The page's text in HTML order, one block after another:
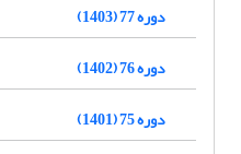
دوره 77 (1403)
دوره 76 (1402)
دوره 75 (1401)